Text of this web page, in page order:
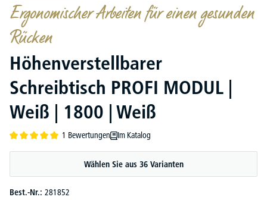
Ergonomischer Arbeiten für einen gesunden
Rücken
Höhenverstellbarer
Schreibtisch PROFI MODUL |
Weiß | 1800 | Weiß
1 Bewertungen Im Katalog
Wählen Sie aus 36 Varianten
Best.-Nr.: 281852